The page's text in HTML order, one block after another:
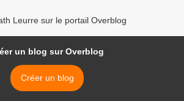
Leurre sur le portail Overblog
un blog sur Overblog
Créer un blog